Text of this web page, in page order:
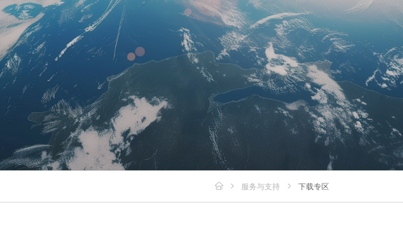
透明屏
户外广告/交通
小间距
沉浸式
3D显示
小间距 沉浸式
商务合作
服务与支持 下载专区